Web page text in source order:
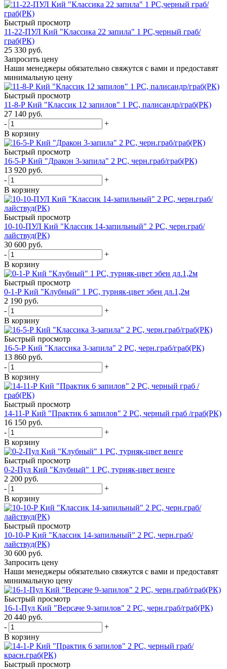
Быстрый просмотр
11-22-ПУЛ Кий "Классика 22 запила" 1 РС,черный граб/
граб(РК)
25 330 руб.
Запросить цену
Наши менеджеры обязательно свяжутся с вами и предоставят
минимальную цену
Быстрый просмотр
11-8-Р Кий "Классик 12 запилов" 1 РС, палисандр/граб(РК)
27 140 руб.
-
+
В корзину
Быстрый просмотр
16-5-Р Кий "Дракон 3-запила" 2 РС, черн.граб/граб(РК)
13 920 руб.
-
+
В корзину
Быстрый просмотр
10-10-ПУЛ Кий "Классик 14-запильный" 2 РС, черн.граб/
лайствуд(РК)
30 600 руб.
-
+
В корзину
Быстрый просмотр
0-1-Р Кий "Клубный" 1 РС, турняк-цвет эбен дл.1,2м
2 190 руб.
-
+
В корзину
Быстрый просмотр
16-5-Р Кий "Классика 3-запила" 2 РС, черн.граб/граб(РК)
13 860 руб.
-
+
В корзину
Быстрый просмотр
14-11-Р Кий "Практик 6 запилов" 2 РС, черный граб /граб(РК)
16 150 руб.
-
+
В корзину
Быстрый просмотр
0-2-Пул Кий "Клубный" 1 РС, турняк-цвет венге
2 200 руб.
-
+
В корзину
Быстрый просмотр
10-10-Р Кий "Классик 14-запильный" 2 РС, черн.граб/
лайствуд(РК)
30 600 руб.
Запросить цену
Наши менеджеры обязательно свяжутся с вами и предоставят
минимальную цену
Быстрый просмотр
16-1-Пул Кий "Версаче 9-запилов" 2 РС, черн.граб/граб(РК)
20 440 руб.
-
+
В корзину
Быстрый просмотр